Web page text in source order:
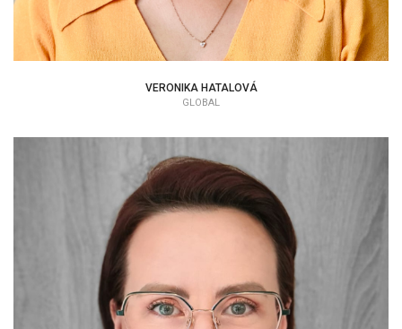
VERONIKA HATALOVÁ
GLOBAL
EAP KONZULTANT